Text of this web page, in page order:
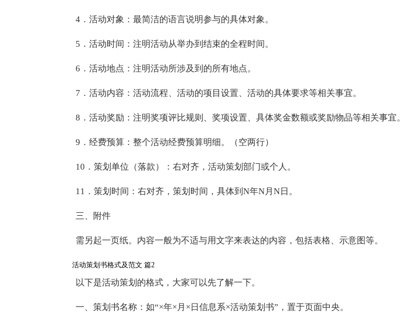
4．活动对象：最简洁的语言说明参与的具体对象。
5．活动时间：注明活动从举办到结束的全程时间。
6．活动地点：注明活动所涉及到的所有地点。
7．活动内容：活动流程、活动的项目设置、活动的具体要求等相关事宜。
8．活动奖励：注明奖项评比规则、奖项设置、具体奖金数额或奖励物品等相关事宜。
9．经费预算：整个活动经费预算明细。（空两行）
10．策划单位（落款）：右对齐，活动策划部门或个人。
11．策划时间：右对齐，策划时间，具体到N年N月N日。
三、附件
需另起一页纸。内容一般为不适与用文字来表达的内容，包括表格、示意图等。
活动策划书格式及范文 篇2
以下是活动策划的格式，大家可以先了解一下。
一、策划书名称：如“×年×月×日信息系×活动策划书”，置于页面中央。